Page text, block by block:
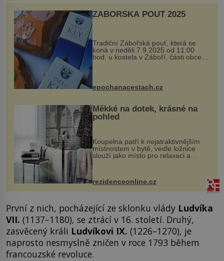
ZÁBOŘSKÁ POUŤ 2025
Tradiční Zábořská pouť, která se
koná v neděli 7.9.2025 od 11:00
hod. u kostela v Záboří, části obce
Kly u Mělníka. V programu naleznete
komentovanou prohlídku kostela,
epochanacestach.cz
Měkké na dotek, krásné na
pohled
Koupelna patří k nejatraktivnějším
místnostem v bytě, vedle ložnice
slouží jako místo pro relaxaci a
odpočinek. Koupelnový textil –
ručníky, osušky a koberečky –
mohou jako mávnutím kouzelného
proutku...
rezidenceonline.cz
První z nich, pocházející ze sklonku vlády Ludvíka
VII. (1137–1180), se ztrácí v 16. století. Druhý,
zasvěcený králi Ludvíkovi IX. (1226–1270), je
naprosto nesmyslně zničen v roce 1793 během
francouzské revoluce.